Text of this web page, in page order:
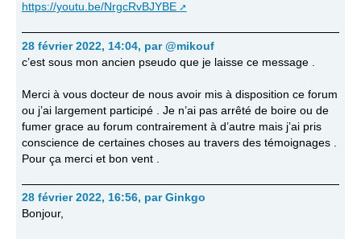
https://youtu.be/NrgcRvBJYBE
28 février 2022, 14:04, par @mikouf
c’est sous mon ancien pseudo que je laisse ce message .
Merci à vous docteur de nous avoir mis à disposition ce forum
ou j’ai largement participé . Je n’ai pas arrêté de boire ou de
fumer grace au forum contrairement à d’autre mais j’ai pris
conscience de certaines choses au travers des témoignages .
Pour ça merci et bon vent .
28 février 2022, 16:56, par Ginkgo
Bonjour,